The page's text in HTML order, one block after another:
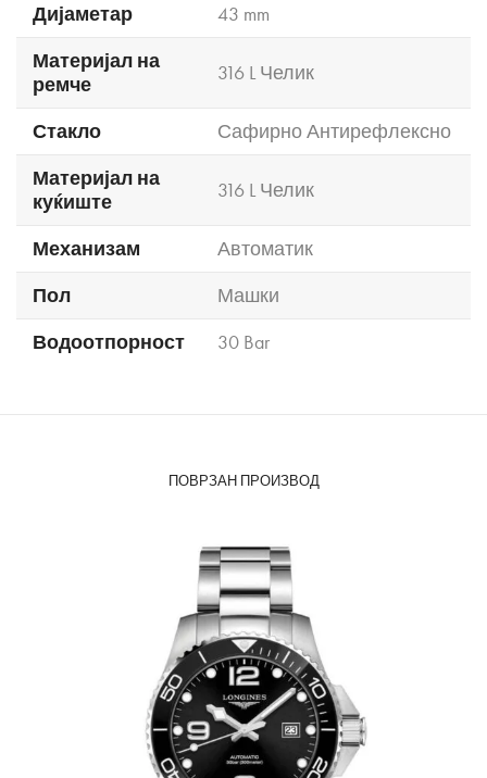
Дијаметар
43 mm
Материјал на
ремче
316 L Челик
Стакло
Сафирно Антирефлексно
Материјал на
куќиште
316 L Челик
Механизам
Автоматик
Пол
Машки
Водоотпорност
30 Bar
ПОВРЗАН ПРОИЗВОД